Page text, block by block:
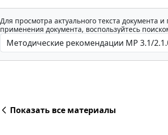
Для просмотра актуального текста
применения документа, воспользуйтесь
Показать все материалы